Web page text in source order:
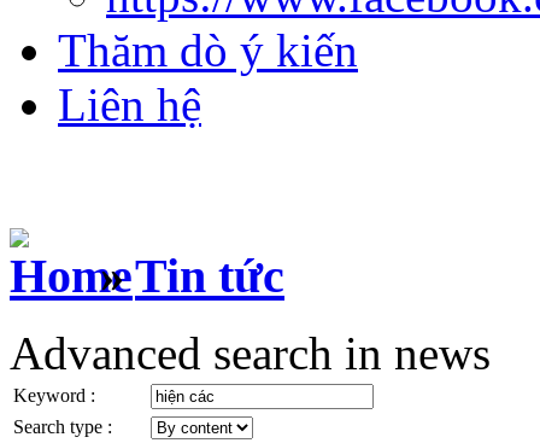
Thăm dò ý kiến
Liên hệ
» Tin tức
Advanced search in news
Keyword :
Search type :